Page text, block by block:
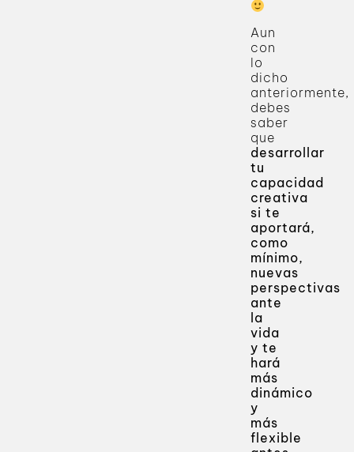
Aun
con
lo
dicho
anteriormente,
debes
saber
que
desarrollar
tu
capacidad
creativa
si te
aportará,
como
mínimo,
nuevas
perspectivas
ante
la
vida
y te
hará
más
dinámico
y
más
flexible